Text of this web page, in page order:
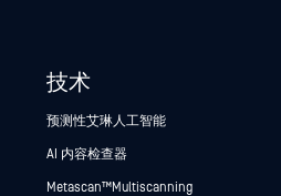
技术
预测性艾琳人工智能
AI 内容检查器
Metascan™ Multiscanning